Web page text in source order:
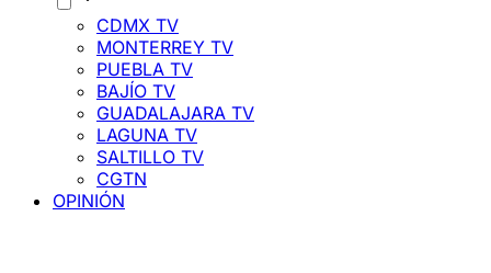
CDMX TV
MONTERREY TV
PUEBLA TV
BAJÍO TV
GUADALAJARA TV
LAGUNA TV
SALTILLO TV
CGTN
OPINIÓN